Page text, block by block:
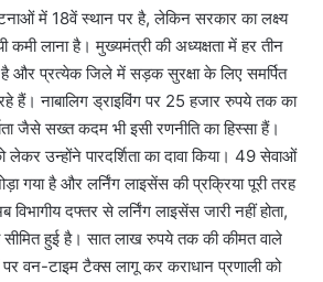
में 18वें स्थान पर है, लेकिन सरकार का लक्ष्य
कमी लाना है। मुख्यमंत्री की अध्यक्षता में हर तीन
है और प्रत्येक जिले में सड़क सुरक्षा के लिए समर्पित
हैं। नाबालिग ड्राइविंग पर 25 हजार रुपये तक का
जैसे सख्त कदम भी इसी रणनीति का हिस्सा हैं।
उन्होंने पारदर्शिता का दावा किया। 49 सेवाओं
गया है और लर्निंग लाइसेंस की प्रक्रिया पूरी तरह
दफ्तर से लर्निंग लाइसेंस जारी नहीं होता,
सीमित हुई है। सात लाख रुपये तक की कीमत वाले
पर वन-टाइम टैक्स लागू कर कराधान प्रणाली को